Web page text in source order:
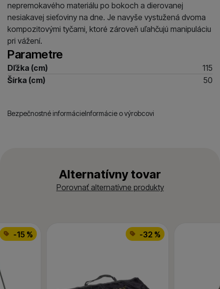
nepremokavého materiálu po bokoch a dierovanej
nesiakavej sieťoviny na dne. Je navyše vystužená dvoma
kompozitovými tyčami, ktoré zároveň uľahčujú manipuláciu
pri vážení.
Parametre
Dľžka (cm)
115
Šírka (cm)
50
Bezpečnostné informácieInformácie o výrobcovi
Alternatívny tovar
Porovnať alternatívne produkty
-32 %
-15 %